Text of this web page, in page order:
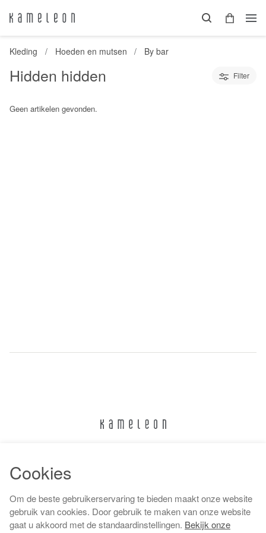
Kleding Hoeden en mutsen By bar
Hidden hidden Filter
Geen artikelen gevonden.
Algemene voorwaarden
Cookies
Om de beste gebruikerservaring te bieden maakt onze website
gebruik van cookies. Door gebruik te maken van onze website
gaat u akkoord met de standaardinstellingen. Bekijk onze